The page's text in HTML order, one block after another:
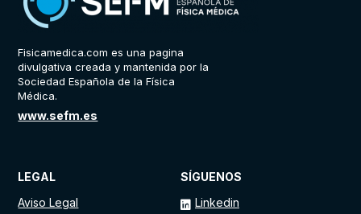
Fisicamedica.com es una pagina
divulgativa creada y mantenida por la
Sociedad Española de la Física
Médica.
www.sefm.es
SÍGUENOS
Linkedin
LEGAL
Aviso Legal